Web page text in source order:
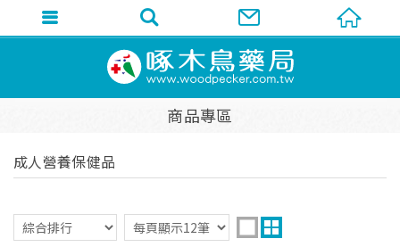
商品專區
成人營養保健品